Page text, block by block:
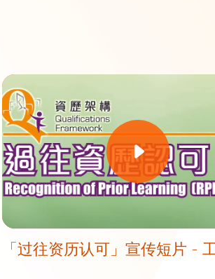
「过往资历认可」宣传短片 -